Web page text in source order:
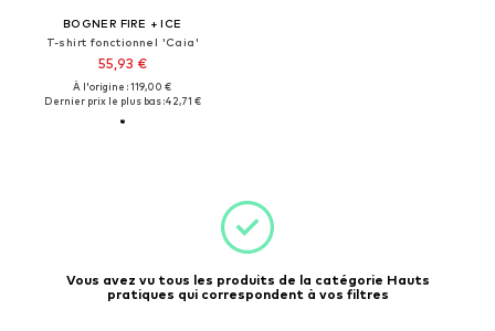
BOGNER FIRE + ICE
T-shirt fonctionnel 'Caia'
55,93 €
À l'origine : 119,00 €
Dernier prix le plus bas :42,71 €
Vous avez vu tous les produits de la catégorie Hauts
pratiques qui correspondent à vos filtres